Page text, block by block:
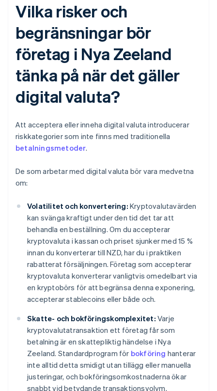
Vilka risker och
begränsningar bör
företag i Nya Zeeland
tänka på när det gäller
digital valuta?
Att acceptera eller inneha digital valuta introducerar
riskkategorier som inte finns med traditionella
betalningsmetoder.
De som arbetar med digital valuta bör vara medvetna
om:
Volatilitet och konvertering: Kryptovalutavärden
kan svänga kraftigt under den tid det tar att
behandla en beställning. Om du accepterar
kryptovaluta i kassan och priset sjunker med 15 %
innan du konverterar till NZD, har du i praktiken
rabatterat försäljningen. Företag som accepterar
kryptovaluta konverterar vanligtvis omedelbart via
en kryptobörs för att begränsa denna exponering,
accepterar stablecoins eller både och.
Skatte- och bokföringskomplexitet: Varje
kryptovalutatransaktion ett företag får som
betalning är en skattepliktig händelse i Nya
Zeeland. Standardprogram för bokföring hanterar
inte alltid detta smidigt utan tillägg eller manuella
justeringar, och bokföringsomkostnaderna ökar
snabbt vid betydande transaktionsvolym.